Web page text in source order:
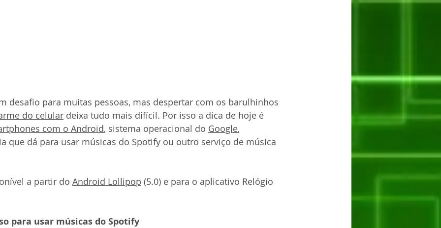
desafio para muitas pessoas, mas despertar com os barulhinhos
do celular deixa tudo mais difícil. Por isso a dica de hoje é
com o Android, sistema operacional do Google,
que dá para usar músicas do Spotify ou outro serviço de música
a partir do Android Lollipop (5.0) e para o aplicativo Relógio
para usar músicas do Spotify